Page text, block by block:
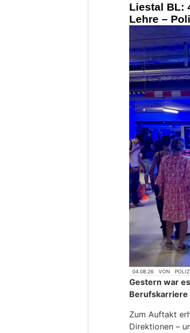
Liestal BL:
Lehre –
04.08.26 VON
Gestern war
Berufskarriere
Zum Auftakt
Direktionen –